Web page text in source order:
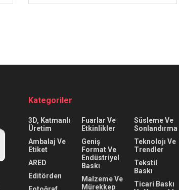
Kategoriler
3D, Katmanlı
Üretim
Ambalaj Ve
Etiket
ARED
Editörden
Fuarlar Ve
Etkinlikler
Geniş
Format Ve
Endüstriyel
Baskı
Malzeme Ve
Mürekkep
Süsleme Ve
Sonlandırma
Teknolojı Ve
Trendler
Tekstil
Baskı
Ticari Baskı